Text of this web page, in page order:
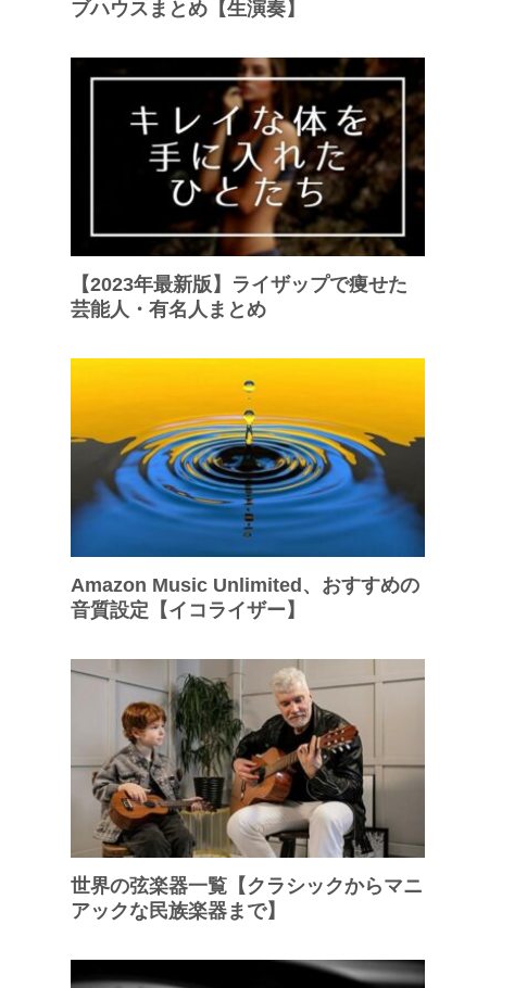
ブハウスまとめ【生演奏】
【2023年最新版】ライザップで痩せた
芸能人・有名人まとめ
Amazon Music Unlimited、おすすめの
音質設定【イコライザー】
世界の弦楽器一覧【クラシックからマニ
アックな民族楽器まで】